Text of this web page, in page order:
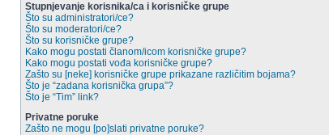
Stupnjevanje korisnika/ca i korisničke grupe
Što su administratori/ce?
Što su moderatori/ce?
Što su korisničke grupe?
Kako mogu postati članom/icom korisničke grupe?
Kako mogu postati vođa korisničke grupe?
Zašto su [neke] korisničke grupe prikazane različitim bojama?
Što je “zadana korisnička grupa”?
Što je “Tim” link?
Privatne poruke
Zašto ne mogu [po]slati privatne poruke?